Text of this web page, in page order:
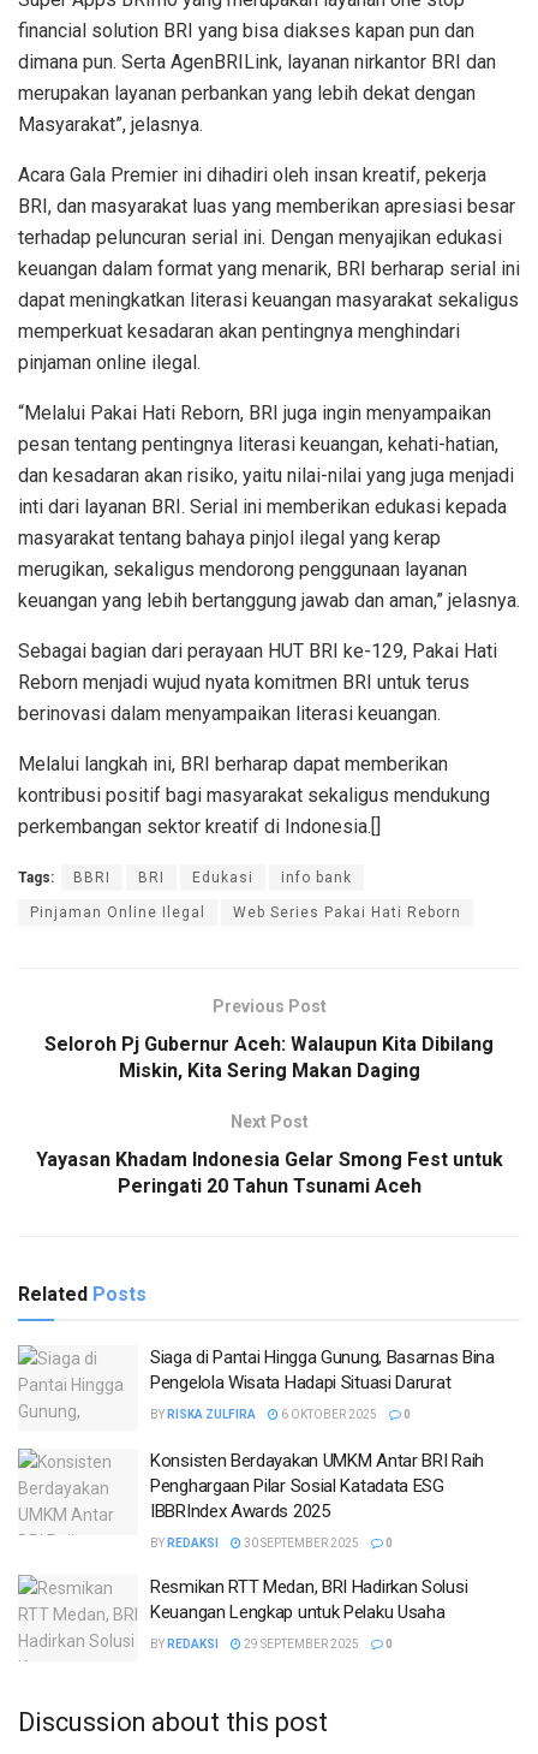
financial solution BRI yang bisa diakses kapan pun dan
dimana pun. Serta AgenBRILink, layanan nirkantor BRI dan
merupakan layanan perbankan yang lebih dekat dengan
Masyarakat”, jelasnya.
Acara Gala Premier ini dihadiri oleh insan kreatif, pekerja
BRI, dan masyarakat luas yang memberikan apresiasi besar
terhadap peluncuran serial ini. Dengan menyajikan edukasi
keuangan dalam format yang menarik, BRI berharap serial ini
dapat meningkatkan literasi keuangan masyarakat sekaligus
memperkuat kesadaran akan pentingnya menghindari
pinjaman online ilegal.
“Melalui Pakai Hati Reborn, BRI juga ingin menyampaikan
pesan tentang pentingnya literasi keuangan, kehati-hatian,
dan kesadaran akan risiko, yaitu nilai-nilai yang juga menjadi
inti dari layanan BRI. Serial ini memberikan edukasi kepada
masyarakat tentang bahaya pinjol ilegal yang kerap
merugikan, sekaligus mendorong penggunaan layanan
keuangan yang lebih bertanggung jawab dan aman,” jelasnya.
Sebagai bagian dari perayaan HUT BRI ke-129, Pakai Hati
Reborn menjadi wujud nyata komitmen BRI untuk terus
berinovasi dalam menyampaikan literasi keuangan.
Melalui langkah ini, BRI berharap dapat memberikan
kontribusi positif bagi masyarakat sekaligus mendukung
perkembangan sektor kreatif di Indonesia.[]
Tags: BBRI BRI Edukasi info bank
Pinjaman Online Ilegal Web Series Pakai Hati Reborn
Previous Post
Seloroh Pj Gubernur Aceh: Walaupun Kita Dibilang
Miskin, Kita Sering Makan Daging
Next Post
Yayasan Khadam Indonesia Gelar Smong Fest untuk
Peringati 20 Tahun Tsunami Aceh
Related Posts
Siaga di Pantai Hingga Gunung, Basarnas Bina
Pengelola Wisata Hadapi Situasi Darurat
BY RISKA ZULFIRA 6 OKTOBER 2025 0
Konsisten Berdayakan UMKM Antar BRI Raih
Penghargaan Pilar Sosial Katadata ESG
IBBRIndex Awards 2025
BY REDAKSI 30 SEPTEMBER 2025 0
Resmikan RTT Medan, BRI Hadirkan Solusi
Keuangan Lengkap untuk Pelaku Usaha
BY REDAKSI 29 SEPTEMBER 2025 0
Discussion about this post